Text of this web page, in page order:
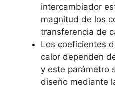
intercambiador
magnitud de los
transferencia de
Los coeficientes
calor dependen
y este parámetro
diseño mediante